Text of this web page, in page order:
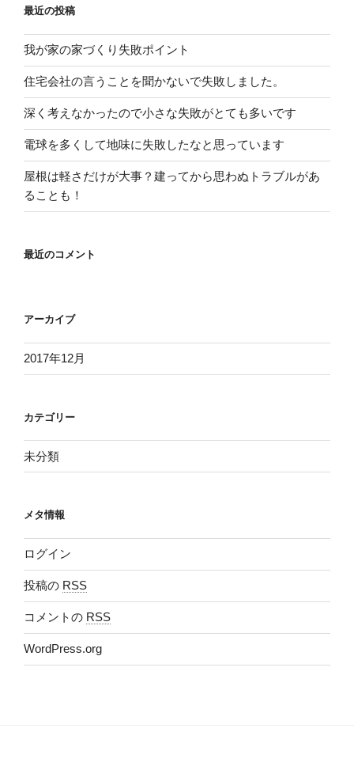
最近の投稿
我が家の家づくり失敗ポイント
住宅会社の言うことを聞かないで失敗しました。
深く考えなかったので小さな失敗がとても多いです
電球を多くして地味に失敗したなと思っています
屋根は軽さだけが大事？建ってから思わぬトラブルがあ
ることも！
最近のコメント
アーカイブ
2017年12月
カテゴリー
未分類
メタ情報
ログイン
投稿の RSS
コメントの RSS
WordPress.org